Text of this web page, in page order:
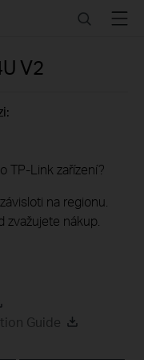
SearchMenu
V2
TP-Link zařízení?
na regionu.
nákup.
Guide